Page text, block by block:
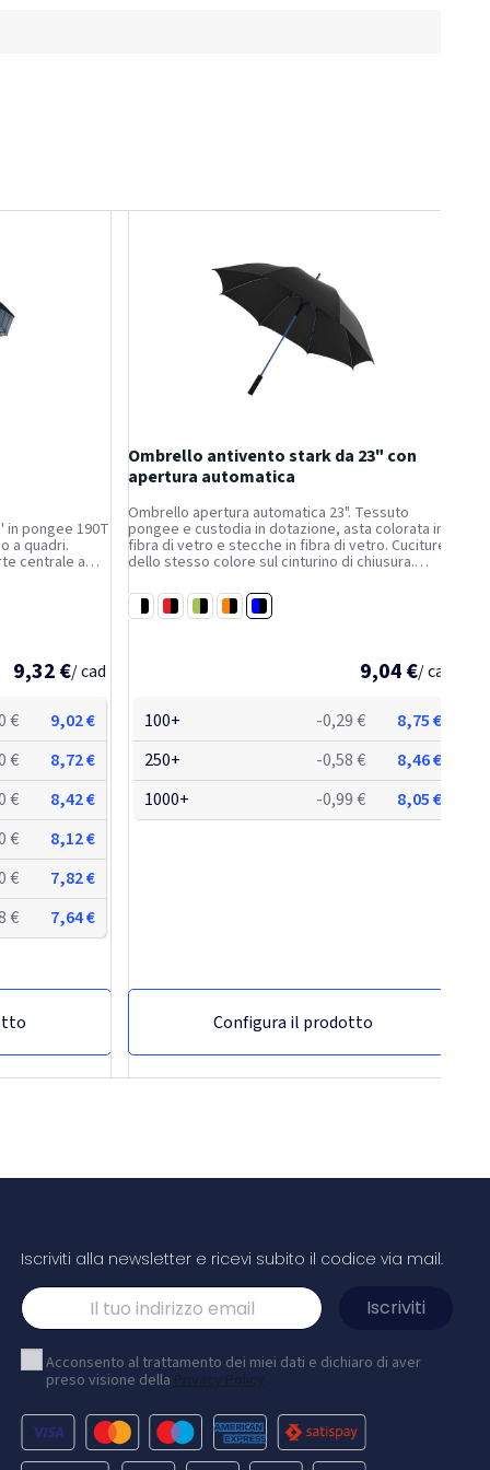
in pongee 190T
a quadri.
9,32 €/ cad
€
9,02 €
€
8,72 €
€
8,42 €
€
8,12 €
€
7,82 €
€
7,64 €
Ombrello antivento stark da 23" con
apertura automatica
Ombrello apertura automatica 23". Tessuto
pongee e custodia in dotazione, asta colorata in
fibra di vetro e stecche in fibra di vetro. Cuciture
dello stesso colore sul cinturino di chiusura.
Bianco / Nero
Rosso / Nero
Lime / Nero
Arancione / Nero
Blu / Nero
9,04 €/ cad
100+ -0,29 €
8,75 €
250+
-0,58 €
8,46 €
1000+
-0,99 € 8,05 €
Configura il prodotto
pollici ad
manico in
Ombrello apertura manuale
Ombrello antivento, da 30 pollici, apertura
particolari in fibra di vetro. Punta in plastica.
Manico dritto in EVA nero. Chiusura manuale.
Iscriviti alla newsletter e ricevi subito il codice via mail.
Acconsento al trattamento dei miei dati e dichiaro di aver
preso visione della Privacy Policy